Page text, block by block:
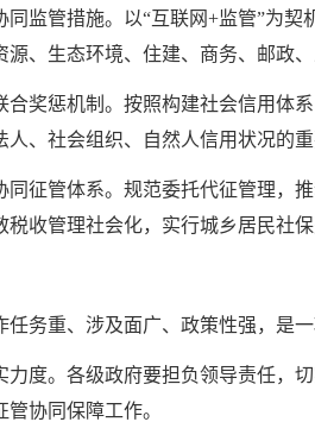
同监管措施。以“互联网+监管”为
源、生态环境、住建、商务、邮政
合奖惩机制。按照构建社会信用体
人、社会组织、自然人信用状况的
同征管体系。规范委托代征管理，
税收管理社会化，实行城乡居民社
任务重、涉及面广、政策性强，是
力度。各级政府要担负领导责任，
协同保障工作。